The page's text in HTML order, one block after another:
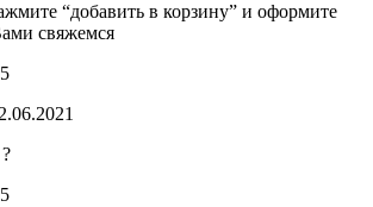
“добавить в корзину” и оформите
свяжемся